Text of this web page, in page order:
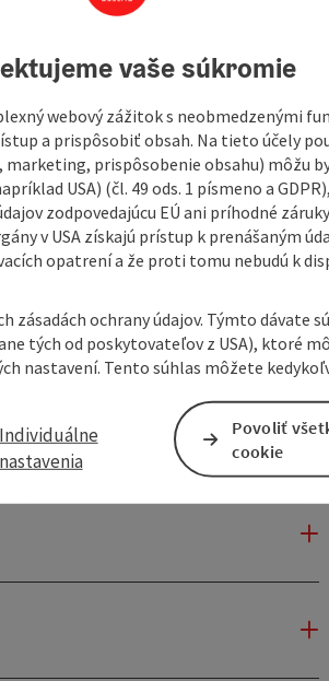
you all year round.
vaše súkromie
webový zážitok s neobmedzenými
a prispôsobiť obsah. Na tieto účely
marketing, prispôsobenie obsahu) môžu
USA) (čl. 49 ods. 1 písmeno a
zodpovedajúcu EÚ ani príhodné
v USA získajú prístup k prenášaným
opatrení a že proti tomu nebudú k
zásadách ochrany údajov. Týmto dávate
tých od poskytovateľov z USA), ktoré
nastavení. Tento súhlas môžete
Individuálne
nastavenia
Povoliť
cookie